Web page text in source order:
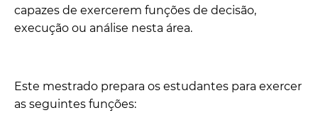
capazes de exercerem funções de decisão,
execução ou análise nesta área.
Este mestrado prepara os estudantes para exercer
as seguintes funções: